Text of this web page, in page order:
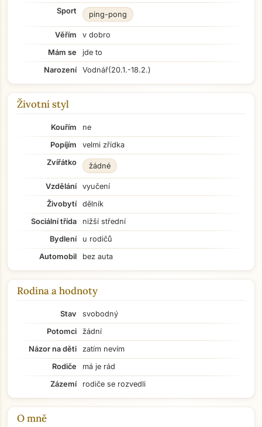
Sport ping-pong
Věřím
v dobro
Mám se
jde to
Narození
Vodnář(20.1.-18.2.)
Životní styl
Kouřím
ne
Popíjím
velmi zřídka
Zvířátko
žádné
Vzdělání
vyučení
Živobytí
dělník
Sociální třída
nižší střední
Bydlení
u rodičů
Automobil
bez auta
Rodina a hodnoty
Stav
svobodný
Potomci
žádní
Názor na děti
zatím nevím
Rodiče
má je rád
Zázemí
rodiče se rozvedli
O mně